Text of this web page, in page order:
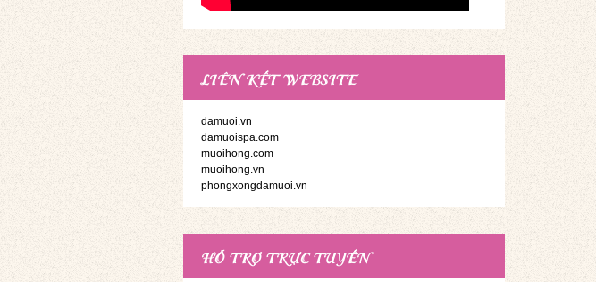
LIÊN KẾT WEBSITE
damuoi.vn
damuoispa.com
muoihong.com
muoihong.vn
phongxongdamuoi.vn
HỖ TRỢ TRỰC TUYẾN